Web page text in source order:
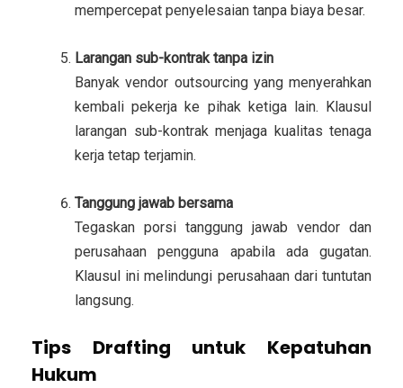
mempercepat penyelesaian tanpa biaya besar.
Larangan sub-kontrak tanpa izin
Banyak vendor outsourcing yang menyerahkan
kembali pekerja ke pihak ketiga lain. Klausul
larangan sub-kontrak menjaga kualitas tenaga
kerja tetap terjamin.
Tanggung jawab bersama
Tegaskan porsi tanggung jawab vendor dan
perusahaan pengguna apabila ada gugatan.
Klausul ini melindungi perusahaan dari tuntutan
langsung.
Tips Drafting untuk Kepatuhan
Hukum